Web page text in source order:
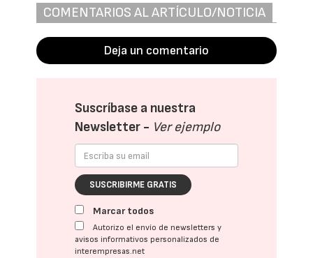
COMENTARIOS AL ARTÍCULO/NOTICIA
Deja un comentario
Suscríbase a nuestra
Newsletter - Ver ejemplo
SUSCRIBIRME GRATIS
Marcar todos
Autorizo el envío de newsletters y
avisos informativos personalizados de
interempresas.net